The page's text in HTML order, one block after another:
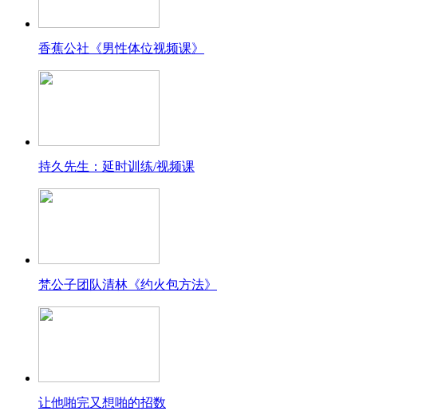
香蕉公社《男性体位视频课》
持久先生：延时训练/视频课
梵公子团队清林《约火包方法》
让他啪完又想啪的招数